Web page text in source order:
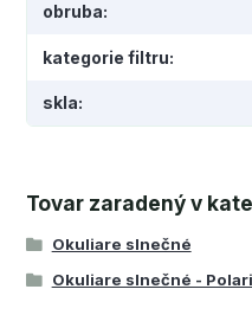
obruba
kategorie filtru
skla
Tovar zaradený v
Okuliare slnečné
Okuliare slnečné -